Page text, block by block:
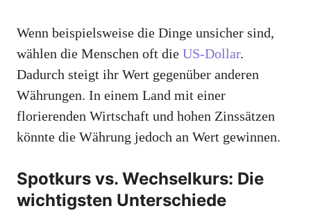
Wenn beispielsweise die Dinge unsicher sind,
wählen die Menschen oft die US-Dollar.
Dadurch steigt ihr Wert gegenüber anderen
Währungen. In einem Land mit einer
florierenden Wirtschaft und hohen Zinssätzen
könnte die Währung jedoch an Wert gewinnen.
Spotkurs vs. Wechselkurs: Die
wichtigsten Unterschiede